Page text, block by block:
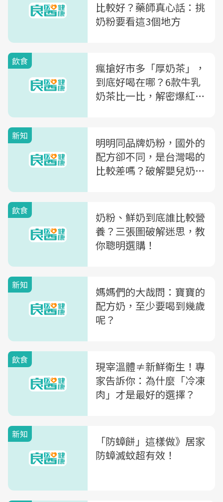
比較好？藥師真心話：挑
奶粉要看這3個地方
飲食
瘋搶好市多「厚奶茶」，
到底好喝在哪？6款牛乳
奶茶比一比，解密爆紅配
新知
明明同品牌奶粉，國外的
配方卻不同，是台灣喝的
比較差嗎？破解嬰兒奶粉
飲食
奶粉、鮮奶到底誰比較營
養？三張圖破解迷思，教
你聰明選購！
新知
媽媽們的大哉問：寶寶的
配方奶，至少要喝到幾歲
呢？
飲食
現宰溫體≠新鮮衛生！專
家告訴你：為什麼「冷凍
肉」才是最好的選擇？
新知
「防蟑餅」這樣做》居家
防蟑滅蚊超有效！